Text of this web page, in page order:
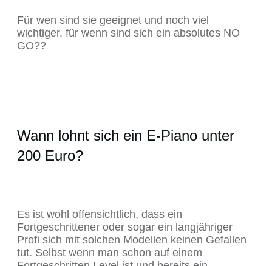
Für wen sind sie geeignet und noch viel
wichtiger, für wenn sind sich ein absolutes NO
GO??
Wann lohnt sich ein E-Piano unter
200 Euro?
Es ist wohl offensichtlich, dass ein
Fortgeschrittener oder sogar ein langjähriger
Profi sich mit solchen Modellen keinen Gefallen
tut. Selbst wenn man schon auf einem